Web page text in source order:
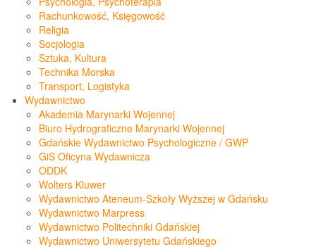
Rachunkowość, Księgowość
Religia
Socjologia
Sztuka, Kultura
Technika Morska
Transport, Logistyka
Wydawnictwo
Akademia Marynarki Wojennej
Biuro Hydrograficzne Marynarki Wojennej
Gdańskie Wydawnictwo Psychologiczne / GWP
GiS Oficyna Wydawnicza
ODDK
Wolters Kluwer
Wydawnictwo Ateneum-Szkoły Wyższej w Gdańsku
Wydawnictwo Marpress
Wydawnictwo Politechniki Gdańskiej
Wydawnictwo Uniwersytetu Gdańskiego